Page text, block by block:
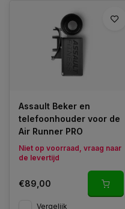
Assault Beker en
telefoonhouder voor de
Air Runner PRO
Niet op voorraad, vraag naar
de levertijd
€89,00
Vergelijk